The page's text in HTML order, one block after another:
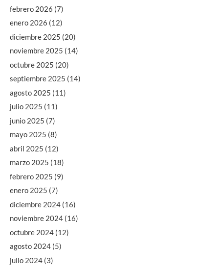
febrero 2026 (7)
enero 2026 (12)
diciembre 2025 (20)
noviembre 2025 (14)
octubre 2025 (20)
septiembre 2025 (14)
agosto 2025 (11)
julio 2025 (11)
junio 2025 (7)
mayo 2025 (8)
abril 2025 (12)
marzo 2025 (18)
febrero 2025 (9)
enero 2025 (7)
diciembre 2024 (16)
noviembre 2024 (16)
octubre 2024 (12)
agosto 2024 (5)
julio 2024 (3)